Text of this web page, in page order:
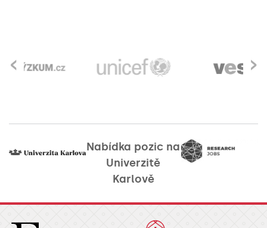
›
‹
Nabídka pozic na
Univerzitě
Karlově